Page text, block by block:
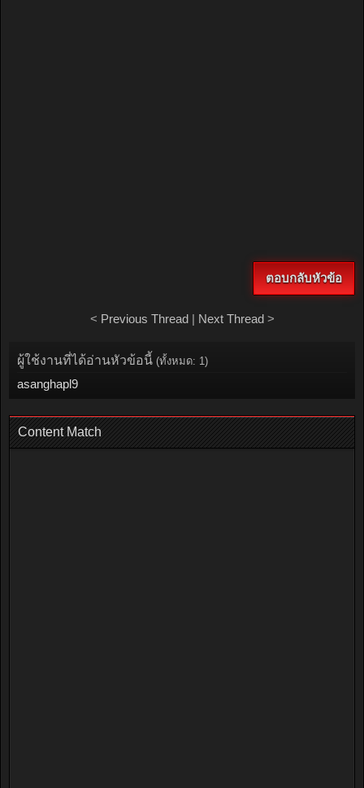
ตอบกลับหัวข้อ
< Previous Thread| Next Thread>
ผู้ใช้งานที่ได้อ่านหัวข้อนี้ (ทั้งหมด: 1)
asanghapl9
Content Match